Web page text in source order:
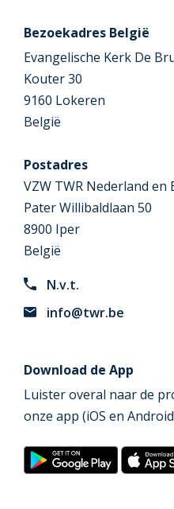
Bezoekadres België
Evangelische Kerk De
Kouter 30
9160 Lokeren
België
Postadres
VZW TWR Nederland en
Pater Willibaldlaan 50
8900 Iper
België
N.v.t.
info@twr.be
Download de App
Luister overal naar de
onze app (iOS en